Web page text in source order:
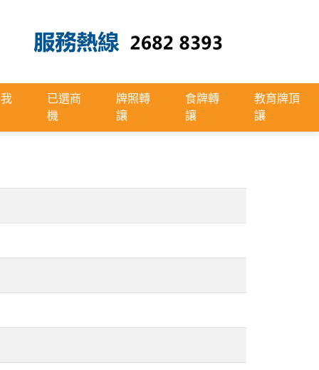
已選商
機
牌照轉
讓
食牌轉
讓
教育牌頂
讓